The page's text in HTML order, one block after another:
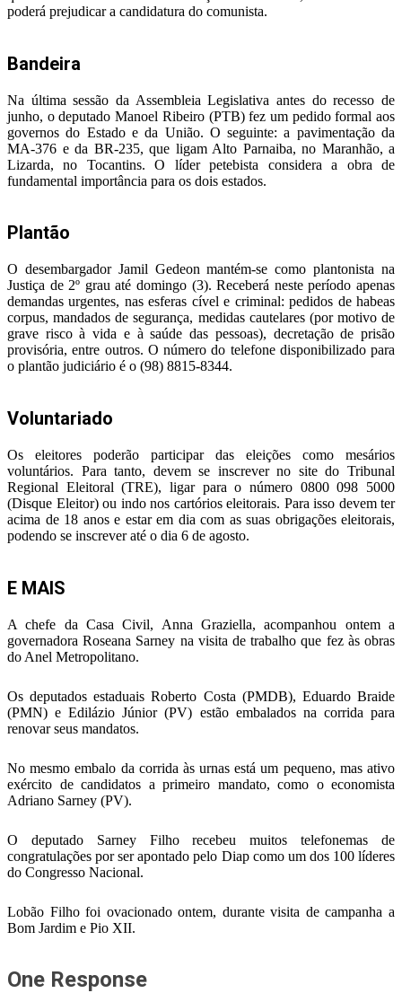
poderá prejudicar a candidatura do comunista.
Bandeira
Na última sessão da Assembleia Legislativa antes do recesso de
junho, o deputado Manoel Ribeiro (PTB) fez um pedido formal aos
governos do Estado e da União. O seguinte: a pavimentação da
MA-376 e da BR-235, que ligam Alto Parnaiba, no Maranhão, a
Lizarda, no Tocantins. O líder petebista considera a obra de
fundamental importância para os dois estados.
Plantão
O desembargador Jamil Gedeon mantém-se como plantonista na
Justiça de 2º grau até domingo (3). Receberá neste período apenas
demandas urgentes, nas esferas cível e criminal: pedidos de habeas
corpus, mandados de segurança, medidas cautelares (por motivo de
grave risco à vida e à saúde das pessoas), decretação de prisão
provisória, entre outros. O número do telefone disponibilizado para
o plantão judiciário é o (98) 8815-8344.
Voluntariado
Os eleitores poderão participar das eleições como mesários
voluntários. Para tanto, devem se inscrever no site do Tribunal
Regional Eleitoral (TRE), ligar para o número 0800 098 5000
(Disque Eleitor) ou indo nos cartórios eleitorais. Para isso devem ter
acima de 18 anos e estar em dia com as suas obrigações eleitorais,
podendo se inscrever até o dia 6 de agosto.
E MAIS
A chefe da Casa Civil, Anna Graziella, acompanhou ontem a
governadora Roseana Sarney na visita de trabalho que fez às obras
do Anel Metropolitano.
Os deputados estaduais Roberto Costa (PMDB), Eduardo Braide
(PMN) e Edilázio Júnior (PV) estão embalados na corrida para
renovar seus mandatos.
No mesmo embalo da corrida às urnas está um pequeno, mas ativo
exército de candidatos a primeiro mandato, como o economista
Adriano Sarney (PV).
O deputado Sarney Filho recebeu muitos telefonemas de
congratulações por ser apontado pelo Diap como um dos 100 líderes
do Congresso Nacional.
Lobão Filho foi ovacionado ontem, durante visita de campanha a
Bom Jardim e Pio XII.
One Response